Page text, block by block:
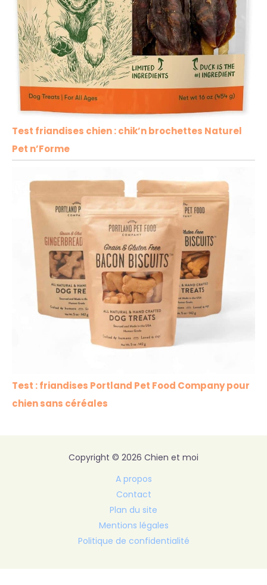
Test friandises chien : chik’n brochettes Naturel
Pet n’Forme
Test : friandises Portland Pet Food Company pour
chien sans céréales
Copyright © 2026 Chien et moi
A propos
Contact
Plan du site
Mentions légales
Politique de confidentialité